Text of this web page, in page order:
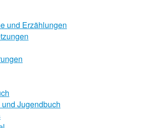
und Erzählungen
und Jugendbuch